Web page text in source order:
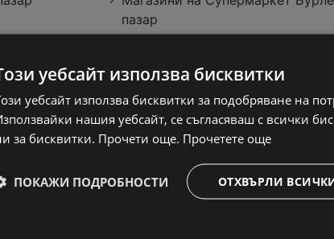
с карта
в T
с
до
Летни
28 страници
пазар
чекмеджета бяла
Hyaluron Тандем Шунка чешка от свежата
пазар
уебсайт използва бисквитки
уебсайт използва бисквитки за подобряване на
нашия уебсайт, се съгласяваш с всички
за бисквитки. Прочети още. Прочетете още
ОТХВЪРЛИ
ПОКАЖИ ПОДРОБНОСТИ